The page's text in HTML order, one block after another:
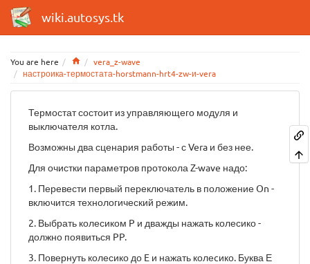
wiki.autosys.tk
You are here Homevera_z-wave
настроика-термостата-horstmann-hrt4-zw-и-vera
Термостат состоит из управляющего модуля и
выключателя котла.
Возможны два сценария работы - с Vera и без нее.
Для очистки параметров протокола Z-wave надо:
1. Перевести первый переключатель в положение On -
включится технологический режим.
2. Выбрать колесиком P и дважды нажать колесико -
должно появиться PP.
3. Повернуть колесико до E и нажать колеcико. Буква Е